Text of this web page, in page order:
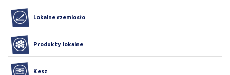
Lokalne rzemiosło
Produkty lokalne
Kesz